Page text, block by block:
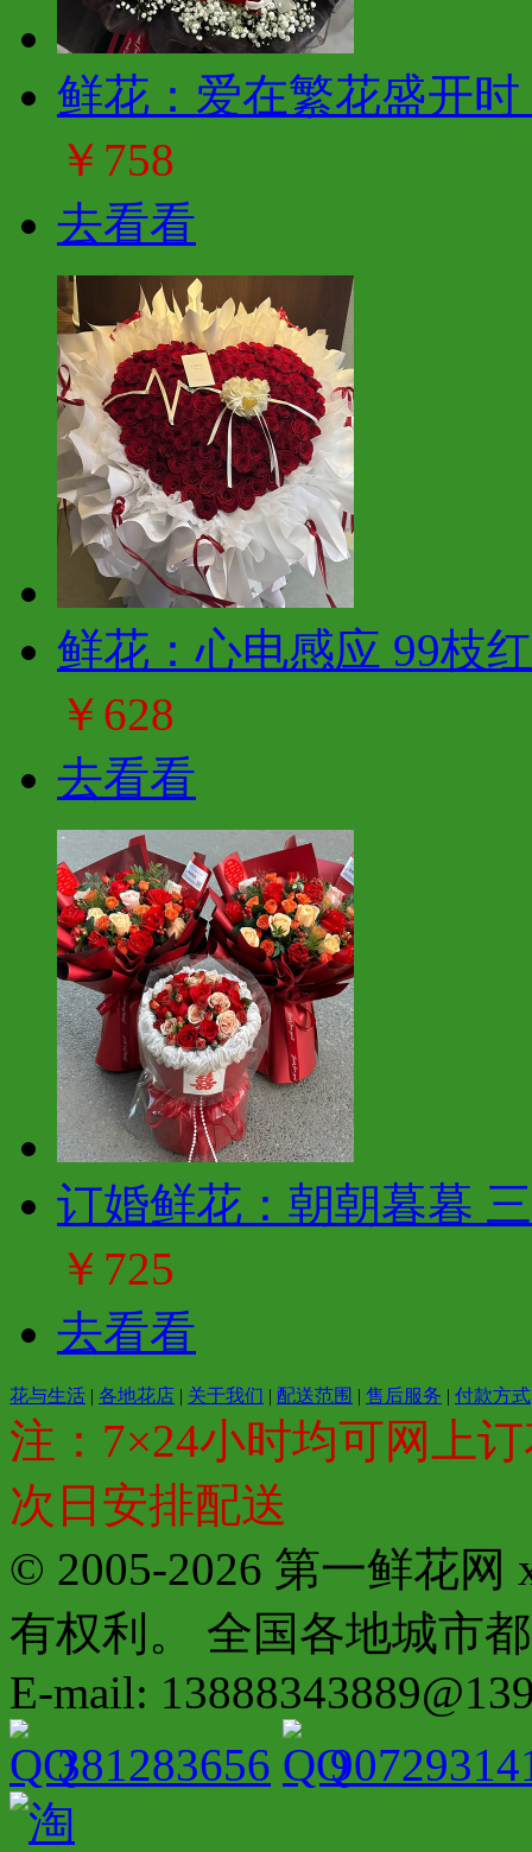
鲜花：爱在繁花盛开
￥758
去看看
鲜花：心电感应 99枝
￥628
去看看
订婚鲜花：朝朝暮暮
￥725
去看看
花与生活 | 各地花店 | 关于我们 | 配送范围 | 售后服务 | 付款方式
注：7×24小时均可网上
次日安排配送
© 2005-2026 第一鲜花网
有权利。 全国各地城市
E-mail:
381283656